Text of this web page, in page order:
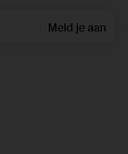
Meld je aan